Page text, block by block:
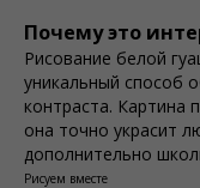
Почему это
Рисование белой
уникальный способ
контраста. Картина
она точно украсит
дополнительно
Рисуем вместе